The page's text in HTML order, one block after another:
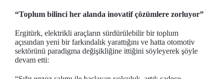
“Toplum bilinci her alanda inovatif çözümlere zorluyor”
Ergitürk, elektrikli araçların sürdürülebilir bir toplum
açısından yeni bir farkındalık yarattığını ve hatta otomotiv
sektörünü paradigma değişikliğine ittiğini söyleyerek şöyle
devam etti: